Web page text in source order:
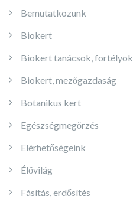
Bemutatkozunk
Biokert
Biokert tanácsok, fortélyok
Biokert, mezőgazdaság
Botanikus kert
Egészségmegőrzés
Elérhetőségeink
Élővilág
Fásítás, erdősítés